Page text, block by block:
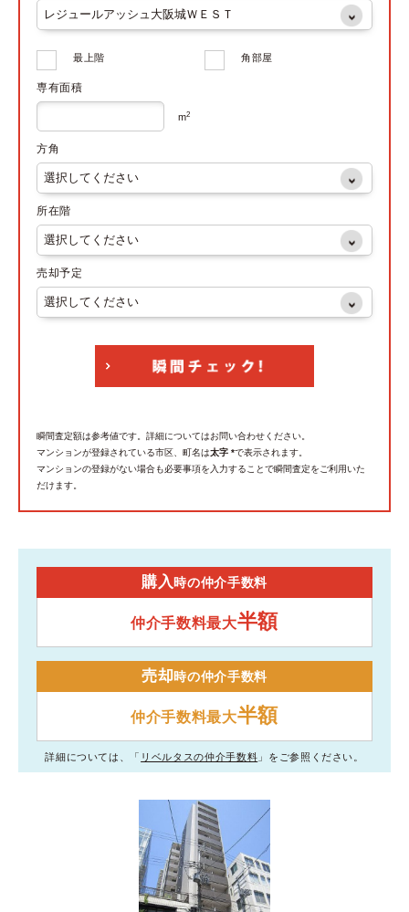
最上階 角部屋
専有面積
m2
方角
所在階
売却予定
瞬間査定額は参考値です。詳細についてはお問い合わせください。
マンションが登録されている市区、町名は太字 *で表示されます。
マンションの登録がない場合も必要事項を入力することで瞬間査定をご利用いた
だけます。
購入時の仲介手数料
仲介手数料最大半額
売却時の仲介手数料
仲介手数料最大半額
詳細については、「 リベルタスの仲介手数料 」をご参照ください。